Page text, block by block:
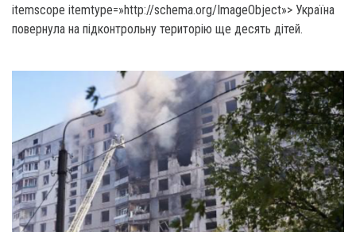
itemscope itemtype=»http://schema.org/ImageObject»> Україна
повернула на підконтрольну територію ще десять дітей.